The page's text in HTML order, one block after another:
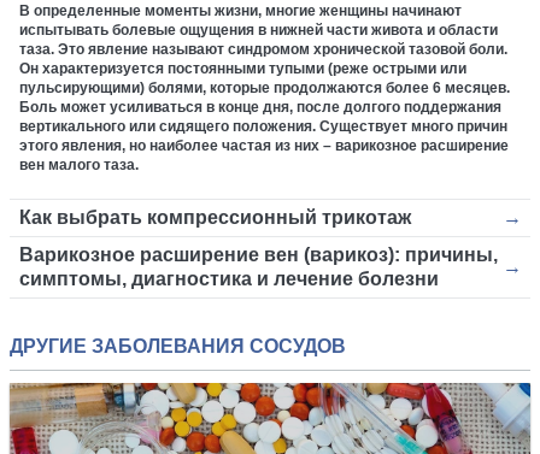
В определенные моменты жизни, многие женщины начинают
испытывать болевые ощущения в нижней части живота и области
таза. Это явление называют синдромом хронической тазовой боли.
Он характеризуется постоянными тупыми (реже острыми или
пульсирующими) болями, которые продолжаются более 6 месяцев.
Боль может усиливаться в конце дня, после долгого поддержания
вертикального или сидящего положения. Существует много причин
этого явления, но наиболее частая из них – варикозное расширение
вен малого таза.
Как выбрать компрессионный трикотаж
Варикозное расширение вен (варикоз): причины,
симптомы, диагностика и лечение болезни
ДРУГИЕ ЗАБОЛЕВАНИЯ СОСУДОВ